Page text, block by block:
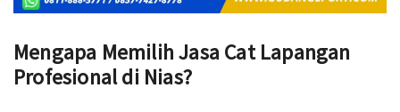
Mengapa Memilih Jasa Cat Lapangan
Profesional di Nias?